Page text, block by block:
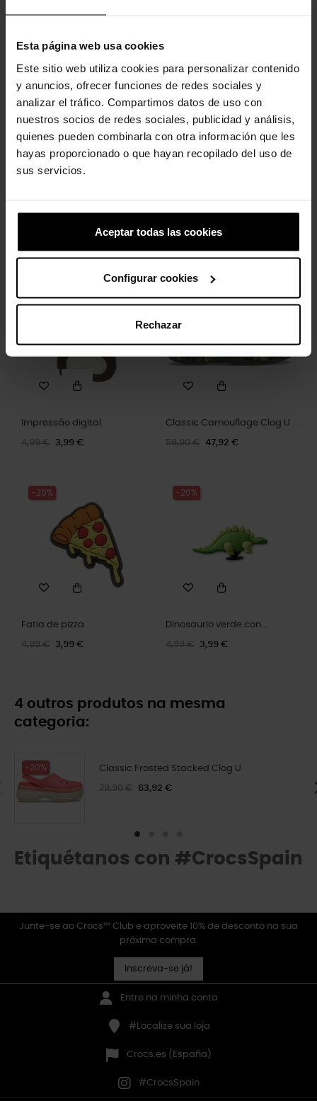
Esta página web usa cookies
Este sitio web utiliza cookies para personalizar contenido
y anuncios, ofrecer funciones de redes sociales y
analizar el tráfico. Compartimos datos de uso con
nuestros socios de redes sociales, publicidad y análisis,
quienes pueden combinarla con otra información que les
hayas proporcionado o que hayan recopilado del uso de
sus servicios.
Aceptar todas las cookies
Configurar cookies
Rechazar
acolchoada e oferecem um convite constante para se sentir
Incrivelmente leve e divertido de usar.
ajudam a eliminar água e resíduos.
Fácil de limpar e rápido de secar.
Tiras giratórias no calcanhar para um ajuste mais seguro.
Personalizável com pingentes Jibbitz™.
Icônico Crocs Comfort™: Leve. Flexível. Conforto de 36 graus.
Clientes que compraram este
produto também compraram:
Impressão digital
4,99 € 3,99 €
Classic Camouflage Clog U
59,90 € 47,92 €
-20%
Fatia de pizza
4,99 € 3,99 €
-20%
Dinosaurio verde con...
4,99 € 3,99 €
4 outros produtos na mesma
categoria:
-20% Classic Frosted Stacked Clog U
79,90 € 63,92 €
Etiquétanos con #CrocsSpain
Junte-se ao Crocs™ Club e aproveite 10% de desconto na sua
próxima compra.
Inscreva-se já!
Entre na minha conta
#Localize sua loja
Crocs.es (España)
#CrocsSpain